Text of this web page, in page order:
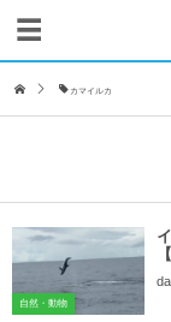
カマイルカ
自然・動物